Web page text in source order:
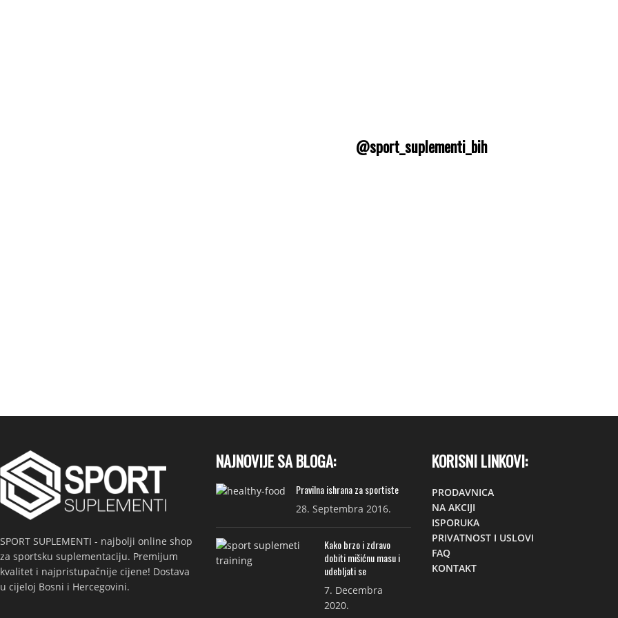
@sport_suplementi_bih
SPORT SUPLEMENTI - najbolji online shop
za sportsku suplementaciju. Premijum
kvalitet i najpristupačnije cijene! Dostava
u cijeloj Bosni i Hercegovini.
NAJNOVIJE SA BLOGA:
Pravilna ishrana za sportiste
28. Septembra 2016.
Kako brzo i zdravo
dobiti mišićnu masu i
udebljati se
7. Decembra
2020.
KORISNI LINKOVI:
PRODAVNICA
NA AKCIJI
ISPORUKA
PRIVATNOST I USLOVI
FAQ
KONTAKT